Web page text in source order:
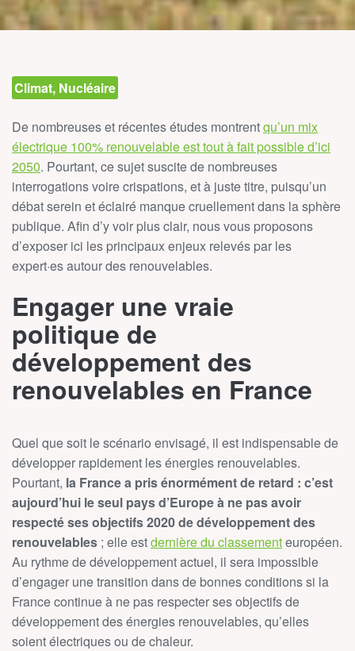
Climat, Nucléaire
De nombreuses et récentes études montrentqu’un mix
électrique 100% renouvelable est tout à fait possible d’ici
2050. Pourtant, ce sujet suscite de nombreuses
interrogations voire crispations, et à juste titre, puisqu’un
débat serein et éclairé manque cruellement dans la sphère
publique. Afin d’y voir plus clair, nous vous proposons
d’exposer ici les principaux enjeux relevés par les
expert·esautour des renouvelables.
Engager une vraie
politique de
développement des
renouvelables en France
Quel que soit le scénario envisagé, il est indispensable de
développer rapidement les énergies renouvelables.
Pourtant, la France a pris énormément de retard : c’est
aujourd’hui le seul pays d’Europe à ne pas avoir
respecté ses objectifs 2020de développement des
renouvelables ; elle estdernière du classementeuropéen.
Au rythme de développement actuel, il sera impossible
d’engager une transition dans de bonnes conditions si la
France continue à ne pas respecter ses objectifs de
développement des énergies renouvelables, qu’elles
soient électriques ou de chaleur.